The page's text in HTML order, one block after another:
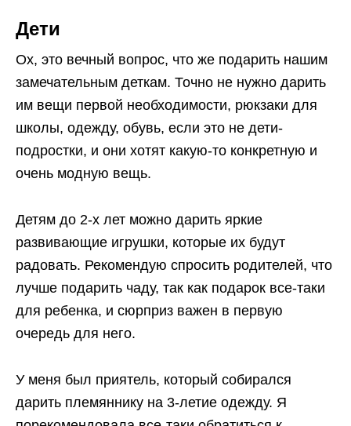
Дети
Ох, это вечный вопрос, что же подарить нашим
замечательным деткам. Точно не нужно дарить
им вещи первой необходимости, рюкзаки для
школы, одежду, обувь, если это не дети-
подростки, и они хотят какую-то конкретную и
очень модную вещь.
Детям до 2-х лет можно дарить яркие
развивающие игрушки, которые их будут
радовать. Рекомендую спросить родителей, что
лучше подарить чаду, так как подарок все-таки
для ребенка, и сюрприз важен в первую
очередь для него.
У меня был приятель, который собирался
дарить племяннику на 3-летие одежду. Я